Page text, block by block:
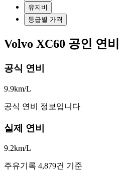
유지비
등급별 가격
Volvo XC60 공인 연
공식 연비
9.9km/L
공식 연비 정보입니다
실제 연비
9.2km/L
주유기록 4,879건 기준